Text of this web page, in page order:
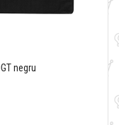
negru